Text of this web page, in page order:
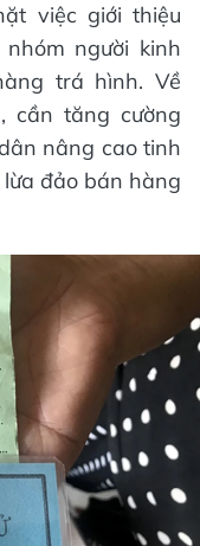
việc giới thiệu
người kinh
trá hình. Về
cần tăng cường
nâng cao tinh
đảo bán hàng